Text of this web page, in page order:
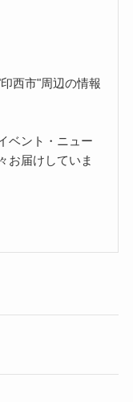
西市"周辺の情報
ベント・ニュー
お届けしていま